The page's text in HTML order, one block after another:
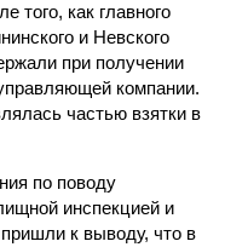
того, как главного
и Невского
при получении
компании.
частью взятки в
по поводу
инспекцией и
к выводу, что в